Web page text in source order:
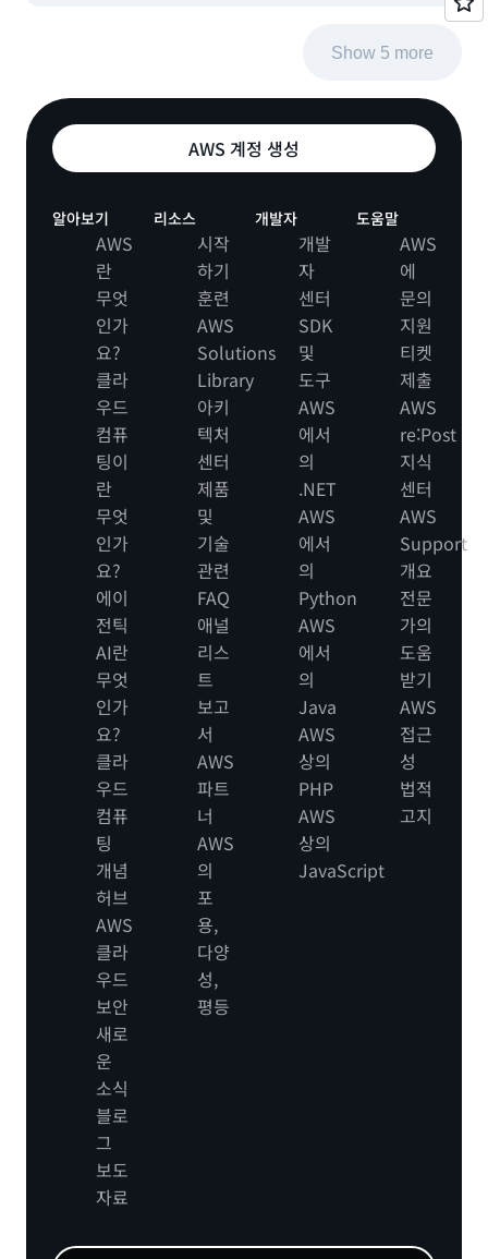
Show 5 more
AWS 계정 생성
알아보기
AWS
란
무엇
인가
요?
클라
우드
컴퓨
팅이
란
무엇
인가
요?
에이
전틱
AI란
무엇
인가
요?
클라
우드
컴퓨
팅
개념
허브
AWS
클라
우드
보안
새로
운
소식
블로
그
보도
자료
리소스
시작
하기
훈련
AWS
Solutions
Library
아키
텍처
센터
제품
및
기술
관련
FAQ
애널
리스
트
보고
서
AWS
파트
너
AWS
의
포
용,
다양
성,
평등
개발자
개발
자
센터
SDK
및
도구
AWS
에서
의
.NET
AWS
에서
의
Python
AWS
에서
의
Java
AWS
상의
PHP
AWS
상의
JavaScript
도움말
AWS
에
문의
지원
티켓
제출
AWS
re:Post
지식
센터
AWS
Support
개요
전문
가의
도움
받기
AWS
접근
성
법적
고지